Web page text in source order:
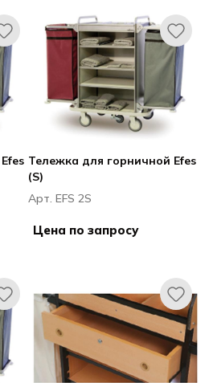
Тележка для горничной Efes
(S)
Арт. EFS 2S
Цена по запросу